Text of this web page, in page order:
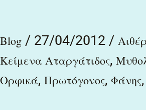
Blog / 27/04/2012 /
Κείμενα Αταργάτιδος,
Ορφικά, Πρωτόγονος, Φάνης,